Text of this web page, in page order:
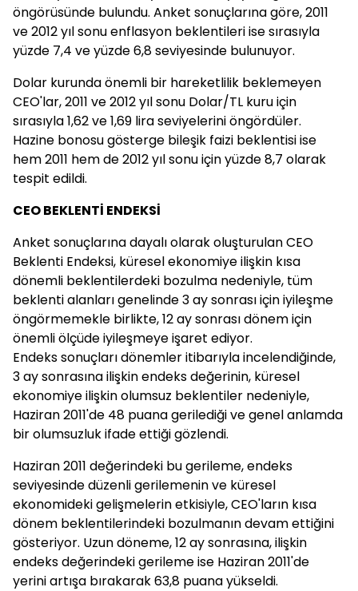
öngörüsünde bulundu. Anket sonuçlarına göre, 2011
ve 2012 yıl sonu enflasyon beklentileri ise sırasıyla
yüzde 7,4 ve yüzde 6,8 seviyesinde bulunuyor.
Dolar kurunda önemli bir hareketlilik beklemeyen
CEO'lar, 2011 ve 2012 yıl sonu Dolar/TL kuru için
sırasıyla 1,62 ve 1,69 lira seviyelerini öngördüler.
Hazine bonosu gösterge bileşik faizi beklentisi ise
hem 2011 hem de 2012 yıl sonu için yüzde 8,7 olarak
tespit edildi.
CEO BEKLENTİ ENDEKSİ
Anket sonuçlarına dayalı olarak oluşturulan CEO
Beklenti Endeksi, küresel ekonomiye ilişkin kısa
dönemli beklentilerdeki bozulma nedeniyle, tüm
beklenti alanları genelinde 3 ay sonrası için iyileşme
öngörmemekle birlikte, 12 ay sonrası dönem için
önemli ölçüde iyileşmeye işaret ediyor.
Endeks sonuçları dönemler itibarıyla incelendiğinde,
3 ay sonrasına ilişkin endeks değerinin, küresel
ekonomiye ilişkin olumsuz beklentiler nedeniyle,
Haziran 2011'de 48 puana gerilediği ve genel anlamda
bir olumsuzluk ifade ettiği gözlendi.
Haziran 2011 değerindeki bu gerileme, endeks
seviyesinde düzenli gerilemenin ve küresel
ekonomideki gelişmelerin etkisiyle, CEO'ların kısa
dönem beklentilerindeki bozulmanın devam ettiğini
gösteriyor. Uzun döneme, 12 ay sonrasına, ilişkin
endeks değerindeki gerileme ise Haziran 2011'de
yerini artışa bırakarak 63,8 puana yükseldi.